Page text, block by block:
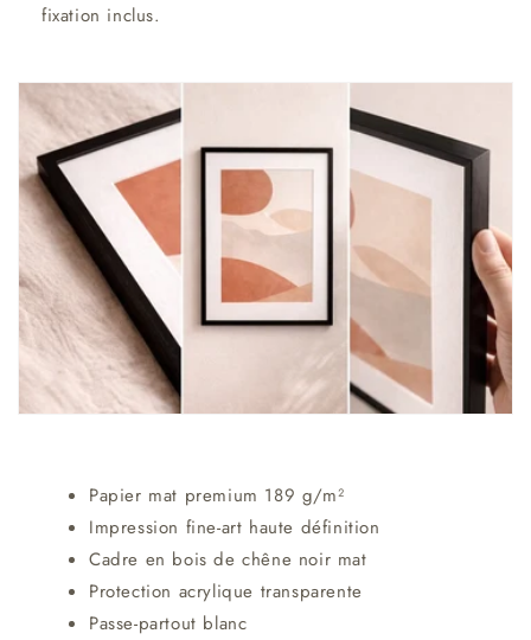
fixation inclus.
Papier mat premium 189 g/m²
Impression fine-art haute définition
Cadre en bois de chêne noir mat
Protection acrylique transparente
Passe-partout blanc